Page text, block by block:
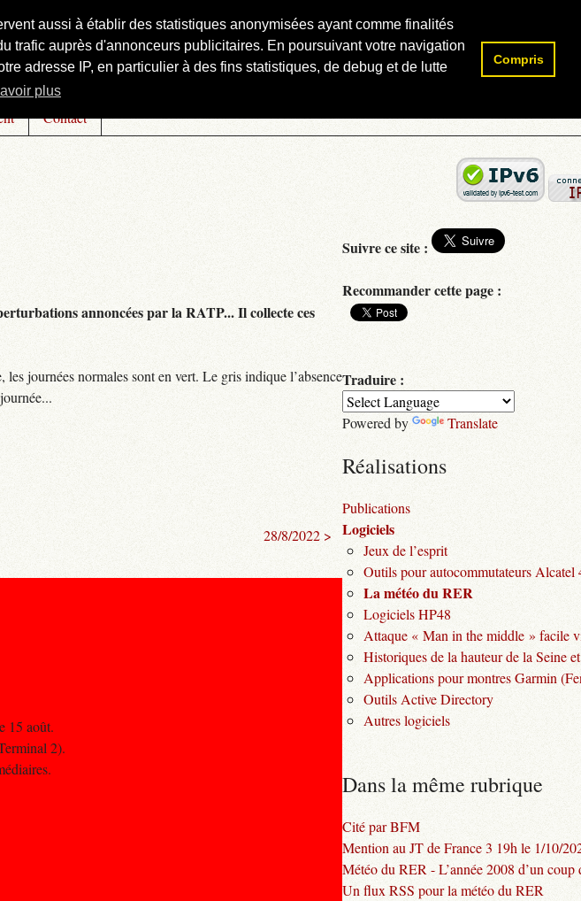
aussi à établir des statistiques anonymisées ayant comme finalités
trafic auprès d'annonceurs publicitaires. En poursuivant votre navigation
adresse IP, en particulier à des fins statistiques, de debug et de lutte
plus
Compris
Contact
annoncées par la RATP... Il collecte ces
journées normales sont en vert. Le gris indique l’absence
28/8/2022 >
15 août.
2).
Rechercher :
Suivre ce site :
Recommander cette page :
Traduire :
Powered by Translate
Réalisations
Publications
Logiciels
Jeux de l’esprit
Outils pour autocommutateurs Alcatel
La météo du RER
Logiciels HP48
Attaque « Man in the middle » facile
Historiques de la hauteur de la Seine
Applications pour montres Garmin
Outils Active Directory
Autres logiciels
Dans la même rubrique
Cité par BFM
Mention au JT de France 3 19h le 1/10/
Météo du RER - L’année 2008 d’un coup
Un flux RSS pour la météo du RER